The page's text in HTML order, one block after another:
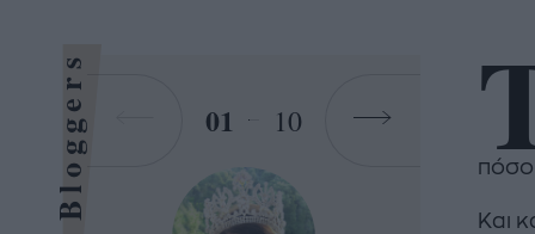
πόσο
Και
Bloggers 01 10